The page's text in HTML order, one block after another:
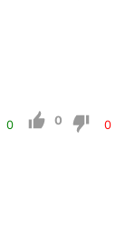
0 0 0